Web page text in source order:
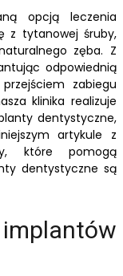
opcją leczenia
z tytanowej śruby,
zęba. Z
odpowiednią
zabiegu
klinika realizuje
dentystyczne,
artykule z
które pomogą
dentystyczne są